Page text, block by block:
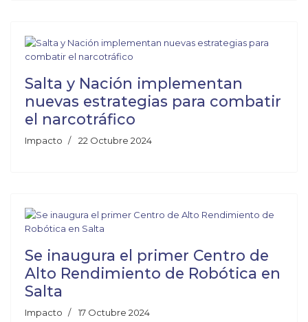
Salta y Nación implementan
nuevas estrategias para combatir
el narcotráfico
Impacto 22 Octubre 2024
Se inaugura el primer Centro de
Alto Rendimiento de Robótica en
Salta
Impacto 17 Octubre 2024